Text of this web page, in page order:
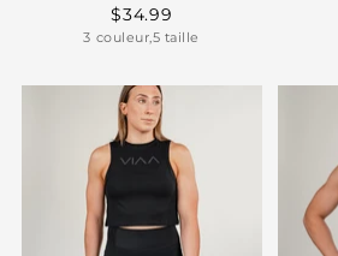
$34.99
3 couleur,5 taille